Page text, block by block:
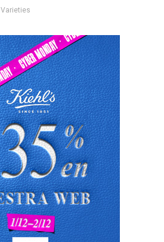
Varieties